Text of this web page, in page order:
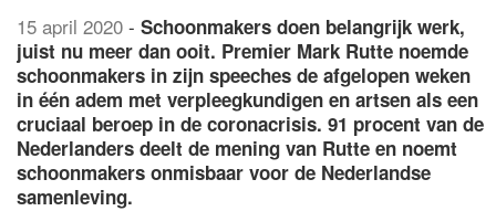
15 april 2020 - Schoonmakers doen belangrijk werk,
juist nu meer dan ooit. Premier Mark Rutte noemde
schoonmakers in zijn speeches de afgelopen weken
in één adem met verpleegkundigen en artsen als een
cruciaal beroep in de coronacrisis. 91 procent van de
Nederlanders deelt de mening van Rutte en noemt
schoonmakers onmisbaar voor de Nederlandse
samenleving.